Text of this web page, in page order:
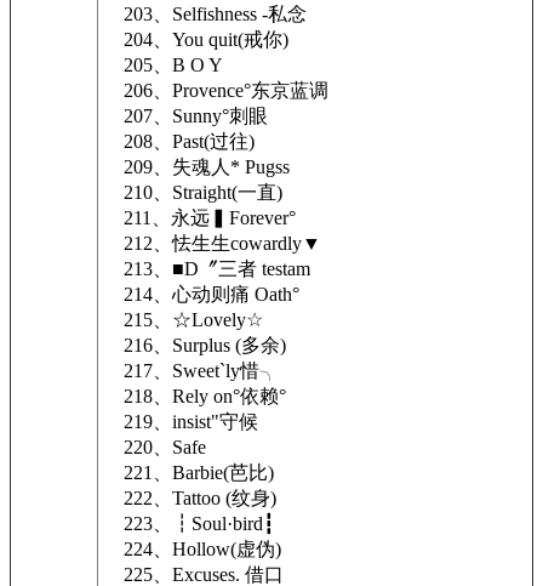
203、Selfishness -私念
204、You quit(戒你)
205、B O Y
206、Provence°东京蓝调
207、Sunny°刺眼
208、Past(过往)
209、失魂人* Pugss
210、Straight(一直)
211、永远▍Forever°
212、怯生生cowardly▼
213、■D〞三者 testam
214、心动则痛 Oath°
215、☆Lovely☆
216、Surplus (多余)
217、Sweet`ly惜╮
218、Rely on°依赖°
219、insist"守候
220、Safe
221、Barbie(芭比)
222、Tattoo (纹身)
223、┇Soul·bird┇
224、Hollow(虚伪)
225、Excuses. 借口